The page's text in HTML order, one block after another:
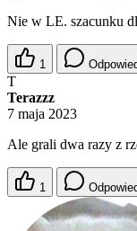
Nie w LE. szacunku
1
T
Terazzz
7 maja 2023
Ale grali dwa razy z
1